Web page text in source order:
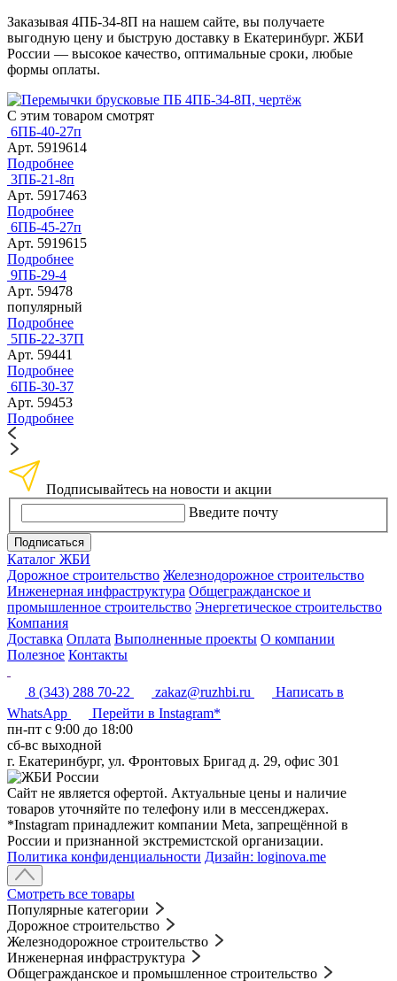
Заказывая 4ПБ-34-8П на нашем сайте, вы получаете
выгодную цену и быструю доставку в Екатеринбург. ЖБИ
России — высокое качество, оптимальные сроки, любые
формы оплаты.
С этим товаром смотрят
6ПБ-40-27п
Арт. 5919614
Подробнее
3ПБ-21-8п
Арт. 5917463
Подробнее
6ПБ-45-27п
Арт. 5919615
Подробнее
9ПБ-29-4
Арт. 59478
популярный
Подробнее
5ПБ-22-37П
Арт. 59441
Подробнее
6ПБ-30-37
Арт. 59453
Подробнее
Подписывайтесь на новости и акции
Введите почту
Подписаться
Каталог ЖБИ
Дорожное строительство Железнодорожное строительство
Инженерная инфраструктура Общегражданское и
промышленное строительство Энергетическое строительство
Компания
Доставка Оплата Выполненные проекты О компании
Полезное Контакты
8 (343) 288 70-22 zakaz@ruzhbi.ru
Написать в
WhatsApp
Перейти в Instagram*
пн-пт c 9:00 до 18:00
сб-вс выходной
г. Екатеринбург, ул. Фронтовых Бригад д. 29, офис 301
Сайт не является офертой. Актуальные цены и наличие
товаров уточняйте по телефону или в мессенджерах.
*Instagram принадлежит компании Meta, запрещённой в
России и признанной экстремистской организации.
Политика конфиденциальности Дизайн: loginova.me
Смотреть все товары
Популярные категории
Дорожное строительство
Железнодорожное строительство
Инженерная инфраструктура
Общегражданское и промышленное строительство